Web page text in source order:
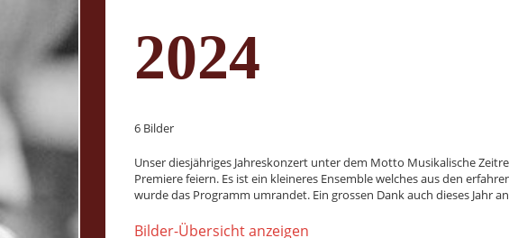
2024
6 Bilder
Unser diesjähriges Jahreskonzert unter dem Motto Musikalische
Premiere feiern. Es ist ein kleineres Ensemble welches aus den
wurde das Programm umrandet. Ein grossen Dank auch dieses Jahr
Bilder-Übersicht anzeigen